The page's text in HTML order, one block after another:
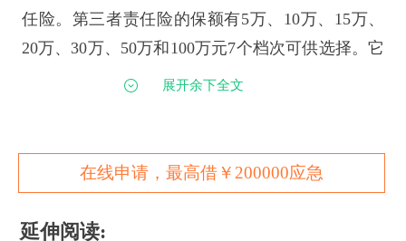
任险。第三者责任险的保额有5万、10万、15万、
20万、30万、50万和100万元7个档次可供选择。它
们之间的赔偿限额差距很大，但相应
不计免赔险
范围，也就是说车主必须自己掏出一部分的钱为事
展开余下全文
在线申请，最高借￥200000应急
延伸阅读: